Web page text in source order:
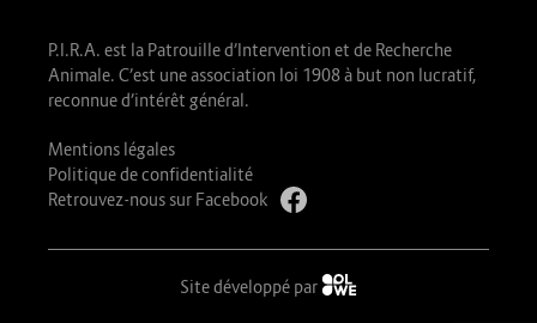
P.I.R.A. est la Patrouille d’Intervention et de Recherche
Animale. C’est une association loi 1908 à but non lucratif,
reconnue d’intérêt général.
Mentions légales
Politique de confidentialité
Retrouvez-nous sur Facebook
Site développé par